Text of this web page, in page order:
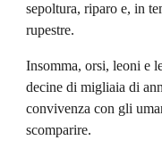
sepoltura, riparo e, in
rupestre.
Insomma, orsi, leoni e
decine di migliaia di
convivenza con gli
scomparire.